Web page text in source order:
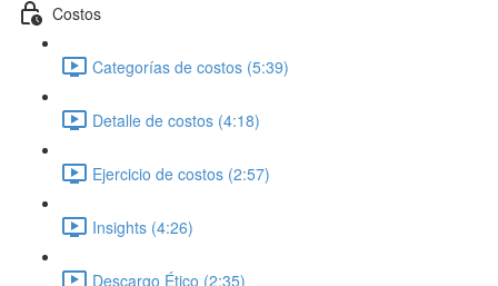
Costos
Categorías de costos (5:39)
Detalle de costos (4:18)
Ejercicio de costos (2:57)
Insights (4:26)
Descargo Ético (2:35)